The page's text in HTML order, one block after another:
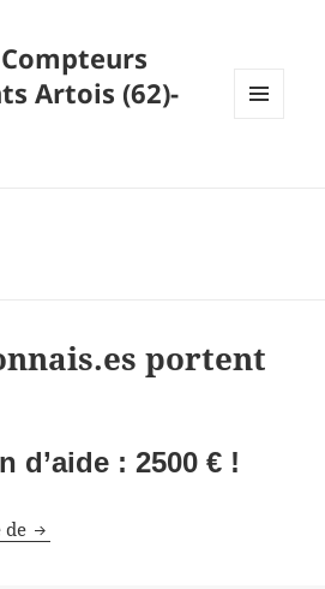
Artois (62)-
portent
d’aide : 2500 € !
de Des Aveyronnais.es portent